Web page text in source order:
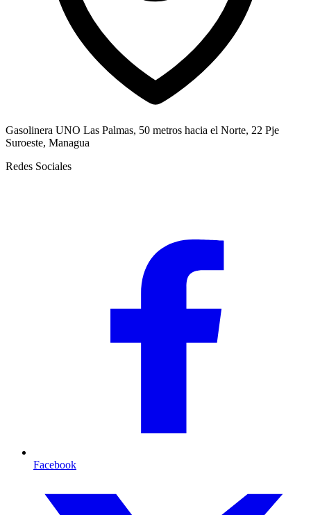
Gasolinera UNO Las Palmas, 50 metros hacia el Norte, 22 Pje
Suroeste, Managua
Redes Sociales
Facebook